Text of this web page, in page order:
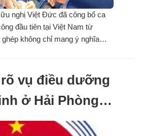
nghị Việt Đức đã công bố ca
đầu tiên tại Việt Nam từ
không chỉ mang ý nghĩa
trị cho ...
vụ điều dưỡng
ở Hải Phòng